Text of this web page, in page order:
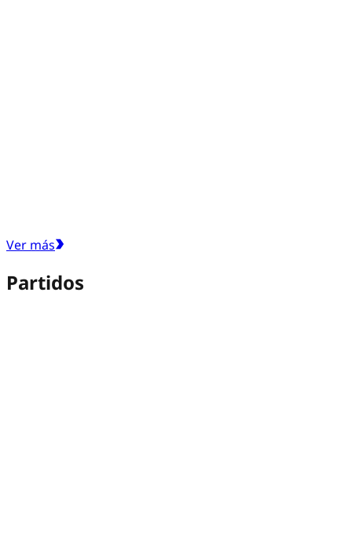
Ver más
Partidos